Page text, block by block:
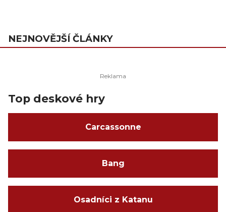
NEJNOVĚJŠÍ ČLÁNKY
Top deskové hry
Carcassonne
Bang
Osadníci z Katanu